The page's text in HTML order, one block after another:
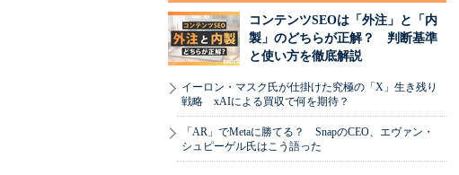
コンテンツSEOは「外注」と「内
製」のどちらが正解？ 判断基準
と使い方を徹底解説
イーロン・マスク氏が仕掛けた究極の「X」生き残り
戦略 xAIによる買収で何を期待？
「AR」でMetaに勝てる？ SnapのCEO、エヴァン・
シュピーゲル氏はこう語った